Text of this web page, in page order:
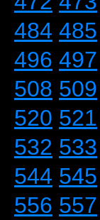
484 485
496 497
508 509
520 521
532 533
544 545
556 557